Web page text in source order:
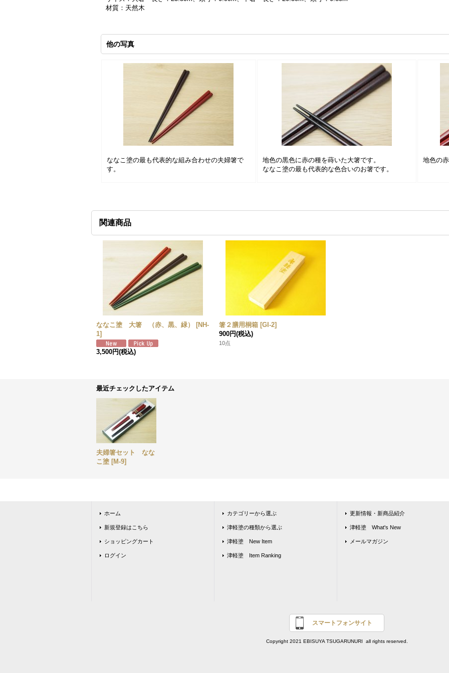
材質：天然木
他の写真
ななこ塗の最も代表的な組み合わせの夫婦箸で
す。
地色の黒色に赤の種を蒔いた大箸です。
ななこ塗の最も代表的な色合いのお箸です。
地色の
関連商品
ななこ塗 大箸 （赤、黒、緑） [NH-
1]
3,500円(税込)
箸２膳用桐箱 [GI-2]
900円(税込)
10点
最近チェックしたアイテム
夫婦箸セット なな
こ塗 [M-9]
ホーム
新規登録はこちら
ショッピングカート
ログイン
カテゴリーから選ぶ
津軽塗の種類から選ぶ
津軽塗 New Item
津軽塗 Item Ranking
更新情報・新商品紹介
津軽塗 What's New
メールマガジン
スマートフォンサイト
Copyright 2021 EBISUYA TSUGARUNURI all rights reserved.